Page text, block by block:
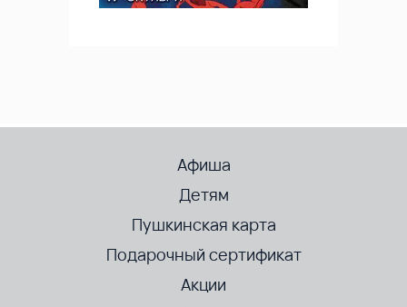
Афиша
Детям
Пушкинская карта
Подарочный сертификат
Акции